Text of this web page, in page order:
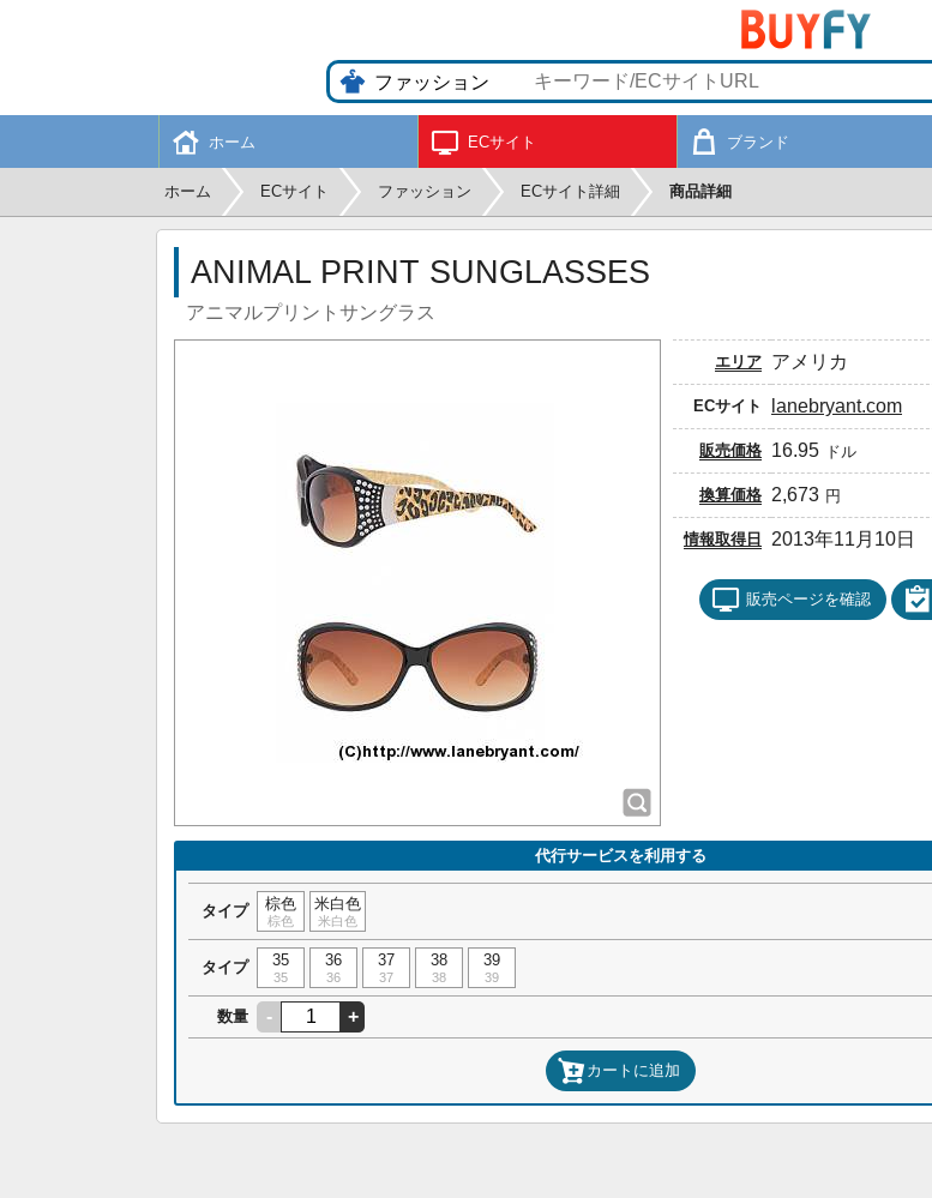
ホーム ECサイト ブランド
ホーム ECサイト ファッション ECサイト詳細 商品詳細
ANIMAL PRINT SUNGLASSES
アニマルプリントサングラス
エリア アメリカ
ECサイト lanebryant.com
販売価格 16.95 ドル
換算価格 2,673 円
情報取得日 2013年11月10日
販売ページを確認
代行サービスを利用する
タイプ 棕色
棕色
米白色
米白色
タイプ 35
35
36
36
37
37
38
38
39
39
数量 - +
カートに追加